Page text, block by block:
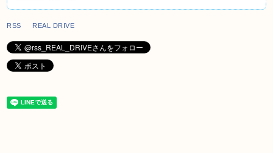
RSS REAL DRIVE